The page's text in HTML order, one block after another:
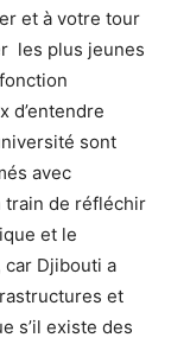
et à votre tour
les plus jeunes
d’entendre
sont
avec
train de réfléchir
et le
Djibouti a
et
s’il existe des